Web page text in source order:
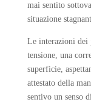
mai sentito
situazione
Le interazioni dei
tensione, una
superficie,
attestato della
sentivo un senso